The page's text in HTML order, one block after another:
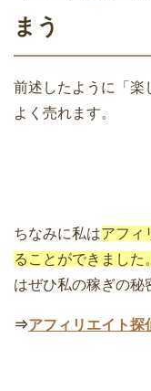
まう
前述したように「楽
よく売れます。
ちなみに私はアフィ
ることができました。
はぜひ私の稼ぎの秘
⇒アフィリエイト探